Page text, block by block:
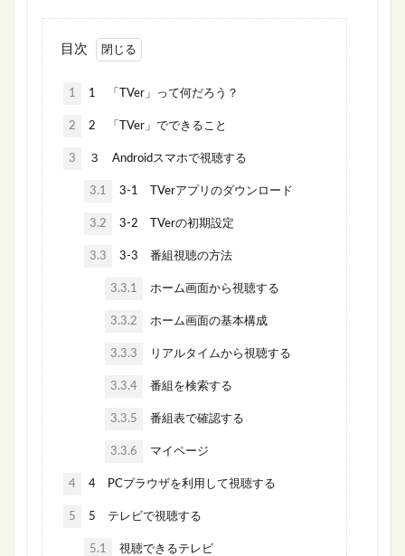
目次
1 1 「TVer」って何だろう？
2 2 「TVer」でできること
3 ３ Androidスマホで視聴する
3.1 3-1 TVerアプリのダウンロード
3.2 3-2 TVerの初期設定
3.3 3-3 番組視聴の方法
3.3.1 ホーム画面から視聴する
3.3.2 ホーム画面の基本構成
3.3.3 リアルタイムから視聴する
3.3.4 番組を検索する
3.3.5 番組表で確認する
3.3.6 マイページ
4 4 PCブラウザを利用して視聴する
5 5 テレビで視聴する
5.1 視聴できるテレビ